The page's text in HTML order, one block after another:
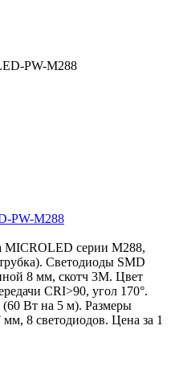
PW-M288
MICROLED серии M288,
Светодиоды SMD
8 мм, скотч 3M. Цвет
CRI>90, угол 170°.
Вт на 5 м). Размеры
8 светодиодов. Цена за 1